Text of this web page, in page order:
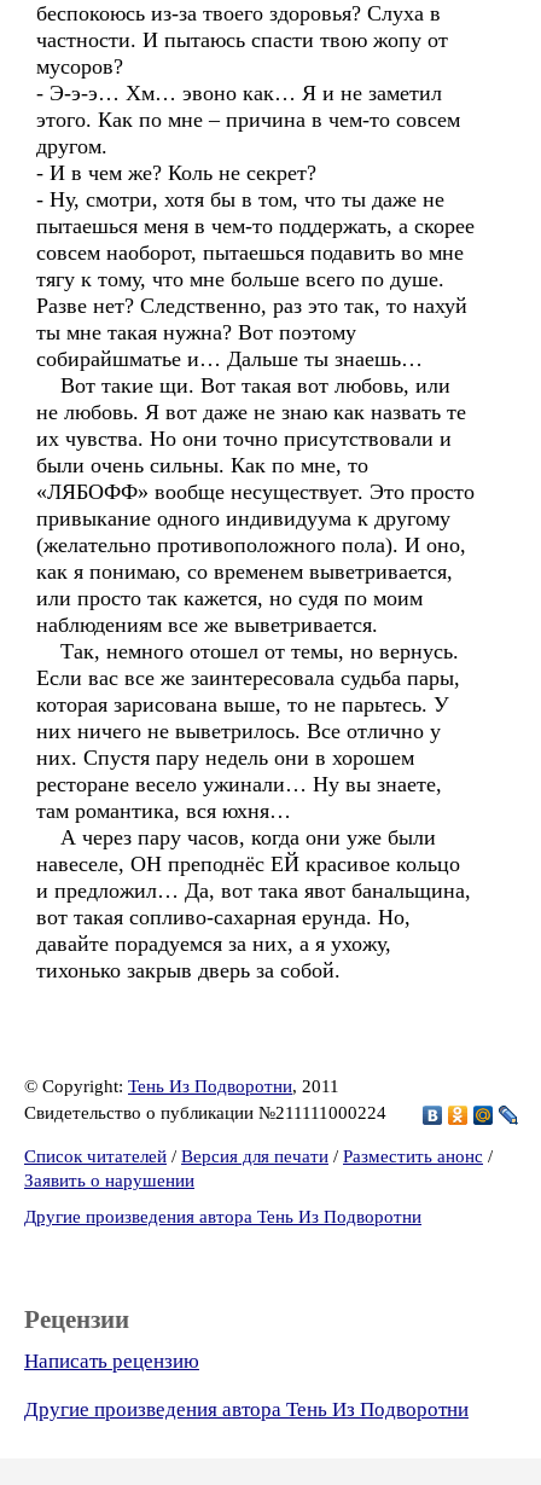
беспокоюсь из-за твоего здоровья? Слуха в
частности. И пытаюсь спасти твою жопу от
мусоров?
- Э-э-э… Хм… эвоно как… Я и не заметил
этого. Как по мне – причина в чем-то совсем
другом.
- И в чем же? Коль не секрет?
- Ну, смотри, хотя бы в том, что ты даже не
пытаешься меня в чем-то поддержать, а скорее
совсем наоборот, пытаешься подавить во мне
тягу к тому, что мне больше всего по душе.
Разве нет? Следственно, раз это так, то нахуй
ты мне такая нужна? Вот поэтому
собирайшматье и… Дальше ты знаешь…
Вот такие щи. Вот такая вот любовь, или
не любовь. Я вот даже не знаю как назвать те
их чувства. Но они точно присутствовали и
были очень сильны. Как по мне, то
«ЛЯБОФФ» вообще несуществует. Это просто
привыкание одного индивидуума к другому
(желательно противоположного пола). И оно,
как я понимаю, со временем выветривается,
или просто так кажется, но судя по моим
наблюдениям все же выветривается.
Так, немного отошел от темы, но вернусь.
Если вас все же заинтересовала судьба пары,
которая зарисована выше, то не парьтесь. У
них ничего не выветрилось. Все отлично у
них. Спустя пару недель они в хорошем
ресторане весело ужинали… Ну вы знаете,
там романтика, вся юхня…
А через пару часов, когда они уже были
навеселе, ОН преподнёс ЕЙ красивое кольцо
и предложил… Да, вот така явот банальщина,
вот такая сопливо-сахарная ерунда. Но,
давайте порадуемся за них, а я ухожу,
тихонько закрыв дверь за собой.
© Copyright: Тень Из Подворотни, 2011
Свидетельство о публикации №211111000224
Список читателей / Версия для печати / Разместить анонс /
Заявить о нарушении
Другие произведения автора Тень Из Подворотни
Рецензии
Написать рецензию
Другие произведения автора Тень Из Подворотни